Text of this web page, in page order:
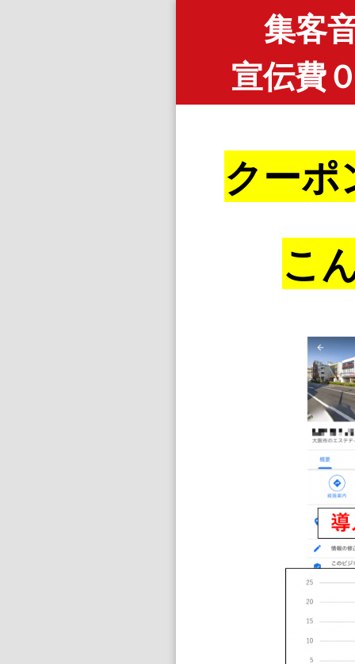
集客
宣伝費
クーポ
こ